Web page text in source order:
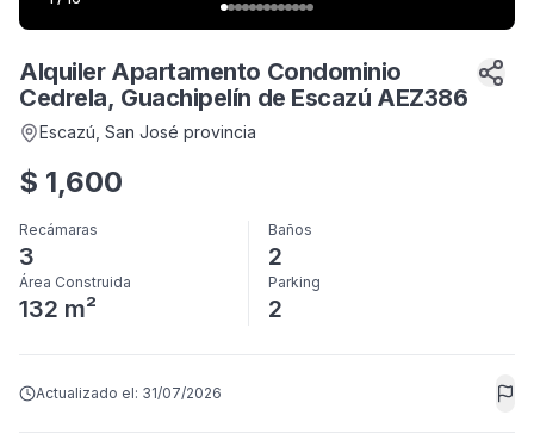
Alquiler Apartamento Condominio
Cedrela, Guachipelín de Escazú AEZ386
Escazú , San José provincia
$ 1,600
Recámaras
3
Baños
2
Área Construida
132 m²
Parking
2
Actualizado el: 31/07/2026